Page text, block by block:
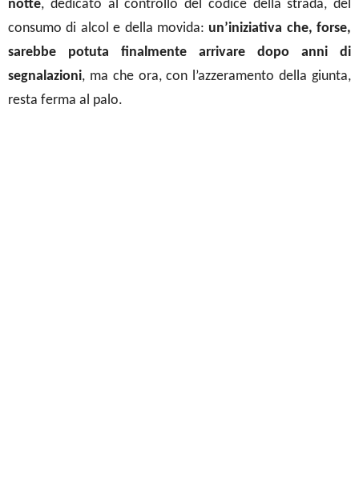
notte, dedicato al controllo del codice della strada, del
consumo di alcol e della movida: un’iniziativa che, forse,
sarebbe potuta finalmente arrivare dopo anni di
segnalazioni, ma che ora, con l’azzeramento della giunta,
resta ferma al palo.